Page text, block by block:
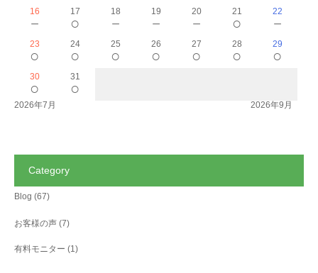
16
－
17
○
18
－
19
－
20
－
21
○
22
－
23
○
24
○
25
○
26
○
27
○
28
○
29
○
30
○
31
○
2026年7月 2026年9月
Category
Blog (67)
お客様の声 (7)
有料モニター (1)